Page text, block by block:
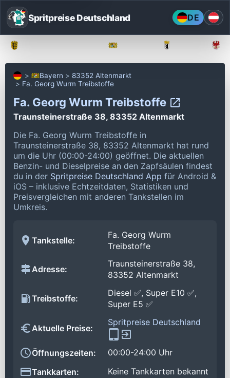
Spritpreise Deutschland DE
Bayern
83352 Altenmarkt
Fa. Georg Wurm Treibstoffe
Fa. Georg Wurm Treibstoffe
Traunsteinerstraße 38, 83352 Altenmarkt
Die Fa. Georg Wurm Treibstoffe in
Traunsteinerstraße 38, 83352 Altenmarkt hat rund
um die Uhr (00:00-24:00) geöffnet. Die aktuellen
Benzin- und Dieselpreise an den Zapfsäulen findest
du in der Spritpreise Deutschland App für Android &
iOS – inklusive Echtzeitdaten, Statistiken und
Preisvergleichen mit anderen Tankstellen im
Umkreis.
Tankstelle:
Fa. Georg Wurm
Treibstoffe
Adresse:
Traunsteinerstraße 38,
83352 Altenmarkt
Treibstoffe:
Diesel ✅, Super E10 ✅,
Super E5 ✅
Aktuelle Preise:
Spritpreise Deutschland
Öffnungszeiten:
00:00-24:00 Uhr
Tankkarten:
Keine Tankkarten bekannt